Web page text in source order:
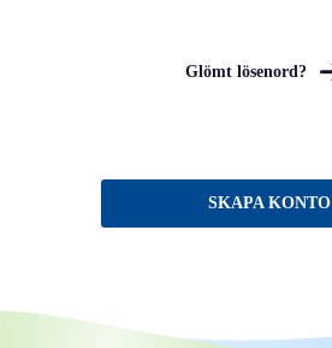
Glömt lösenord?
SKAPA KONTO